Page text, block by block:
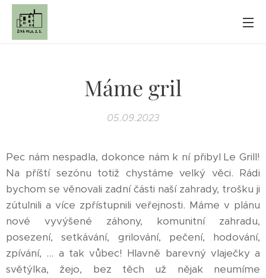
Máme gril
05.09.2023
Pec nám nespadla, dokonce nám k ní přibyl Le Grill!
Na příští sezónu totiž chystáme velký věci. Rádi
bychom se věnovali zadní části naší zahrady, trošku ji
zútulnili a více zpřístupnili veřejnosti. Máme v plánu
nové vyvýšené záhony, komunitní zahradu,
posezení, setkávání, grilování, pečení, hodování,
zpívání, ... a tak vůbec! Hlavně barevný vlaječky a
světýlka, žejo, bez těch už nějak neumíme